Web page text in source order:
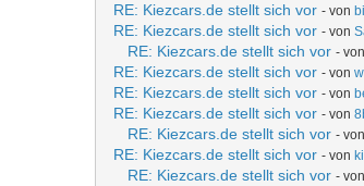
RE: Kiezcars.de stellt sich vor - von
RE: Kiezcars.de stellt sich vor - von
RE: Kiezcars.de stellt sich vor - von
RE: Kiezcars.de stellt sich vor - von
RE: Kiezcars.de stellt sich vor - von
RE: Kiezcars.de stellt sich vor - von
RE: Kiezcars.de stellt sich vor - von
RE: Kiezcars.de stellt sich vor - von
RE: Kiezcars.de stellt sich vor - von